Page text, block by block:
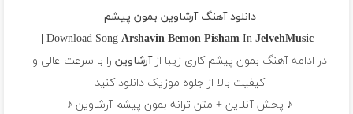
دانلود آهنگ آرشاوین بمون پیشم
| Download Song
Arshavin Bemon PishamIn JelvehMusic |
در ادامه آهنگ بمون پیشم کاری زیبا ازآرشاوینرا با سرعت عالی و
کیفیت بالا از جلوه موزیک دانلود کنید
♪ پخش آنلاین + متن ترانه بمون پیشم آرشاوین ♪